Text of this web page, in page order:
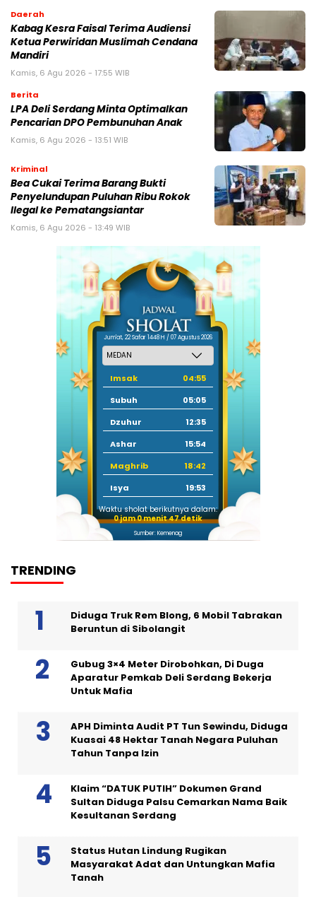
Daerah
Kabag Kesra Faisal Terima Audiensi
Ketua Perwiridan Muslimah Cendana
Mandiri
Kamis, 6 Agu 2026 - 17:55 WIB
Berita
LPA Deli Serdang Minta Optimalkan
Pencarian DPO Pembunuhan Anak
Kamis, 6 Agu 2026 - 13:51 WIB
Kriminal
Bea Cukai Terima Barang Bukti
Penyelundupan Puluhan Ribu Rokok
Ilegal ke Pematangsiantar
Kamis, 6 Agu 2026 - 13:49 WIB
Jum'at, 22 Safar 1448 H / 07 Agustus 2026
Imsak
04:55
Subuh
05:05
Dzuhur
12:35
Ashar
15:54
Maghrib
18:42
Isya
19:53
Waktu sholat berikutnya dalam:
0 jam 0 menit 46 detik
Sumber: Kemenag
TRENDING
Diduga Truk Rem Blong, 6 Mobil Tabrakan
Beruntun di Sibolangit
Gubug 3×4 Meter Dirobohkan, Di Duga
Aparatur Pemkab Deli Serdang Bekerja
Untuk Mafia
APH Diminta Audit PT Tun Sewindu, Diduga
Kuasai 48 Hektar Tanah Negara Puluhan
Tahun Tanpa Izin
Klaim “DATUK PUTIH” Dokumen Grand
Sultan Diduga Palsu Cemarkan Nama Baik
Kesultanan Serdang
Status Hutan Lindung Rugikan
Masyarakat Adat dan Untungkan Mafia
Tanah